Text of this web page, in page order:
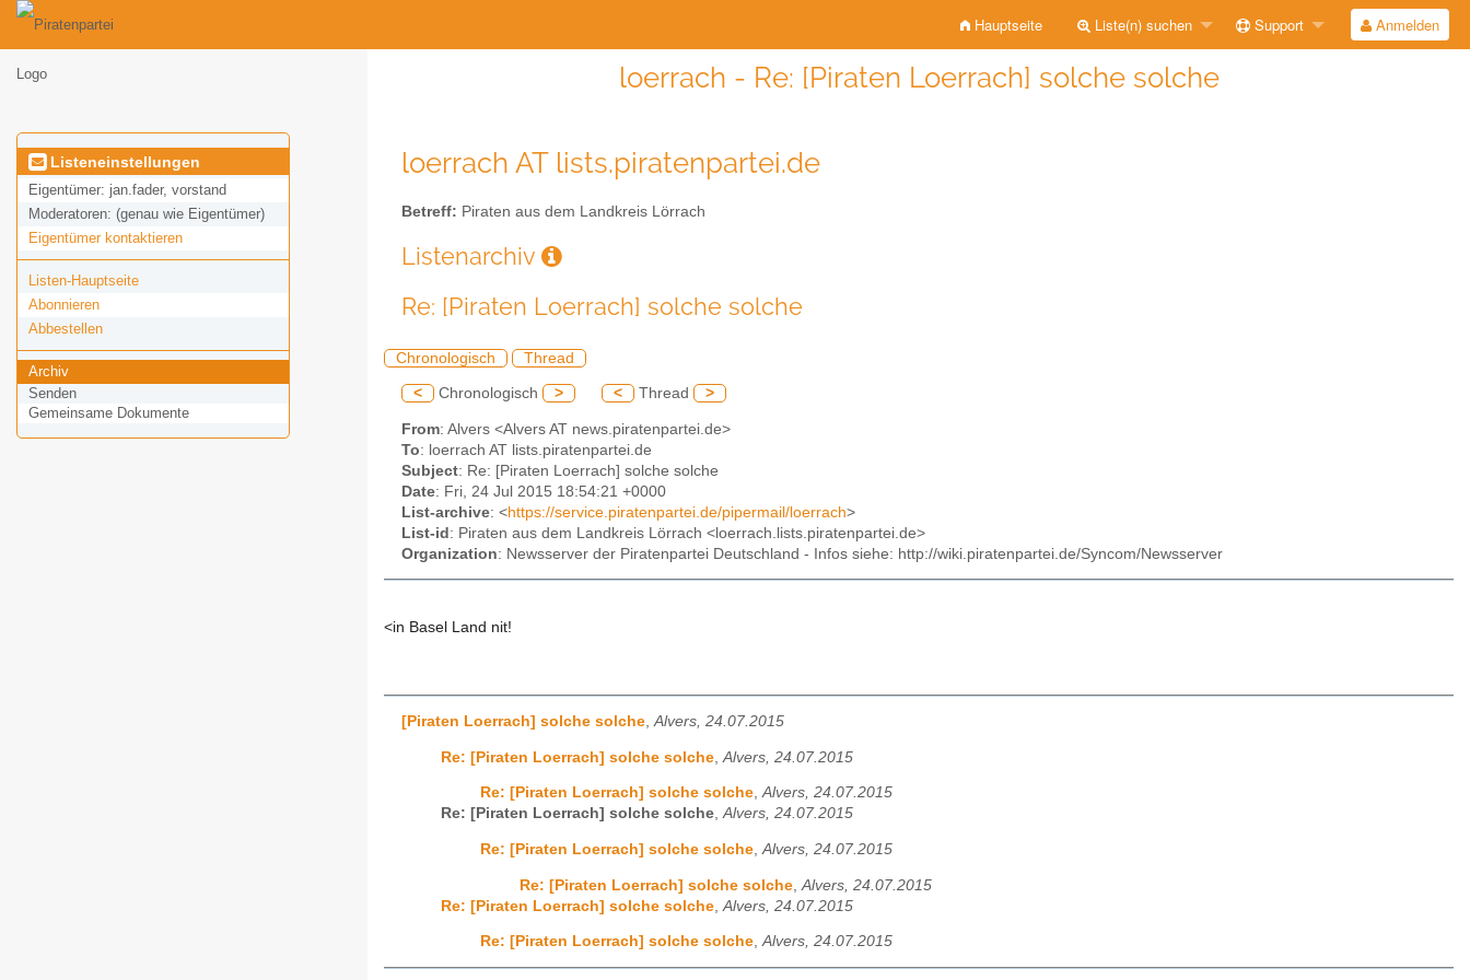
Hauptseite Liste(n) suchen Support Anmelden
loerrach - Re: [Piraten Loerrach] solche solche
Listeneinstellungen
Eigentümer: jan.fader, vorstand
Moderatoren: (genau wie Eigentümer)
Eigentümer kontaktieren
Listen-Hauptseite
Abonnieren
Abbestellen
Archiv
Senden
Gemeinsame Dokumente
loerrach AT lists.piratenpartei.de
Betreff: Piraten aus dem Landkreis Lörrach
Listenarchiv
Re: [Piraten Loerrach] solche solche
Chronologisch Thread
< Chronologisch > < Thread >
From: Alvers <Alvers AT news.piratenpartei.de>
To: loerrach AT lists.piratenpartei.de
Subject: Re: [Piraten Loerrach] solche solche
Date: Fri, 24 Jul 2015 18:54:21 +0000
List-archive: <https://service.piratenpartei.de/pipermail/loerrach>
List-id : Piraten aus dem Landkreis Lörrach <loerrach.lists.piratenpartei.de>
Organization: Newsserver der Piratenpartei Deutschland - Infos siehe: http://wiki.piratenpartei.de/Syncom/Newsserver
<in Basel Land nit!
[Piraten Loerrach] solche solche,Alvers, 24.07.2015
Re: [Piraten Loerrach] solche solche Alvers, 24.07.2015
Re: [Piraten Loerrach] solche solche,Alvers, 24.07.2015
Re: [Piraten Loerrach] solche solche,Alvers, 24.07.2015
Re: [Piraten Loerrach] solche solche,Alvers, 24.07.2015
Re: [Piraten Loerrach] solche solche Alvers, 24.07.2015
Re: [Piraten Loerrach] solche solche Alvers, 24.07.2015
Re: [Piraten Loerrach] solche solche,Alvers, 24.07.2015